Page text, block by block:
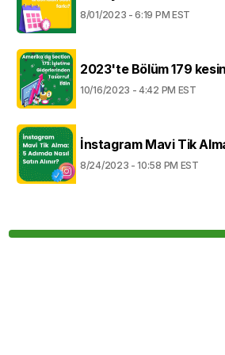
8/01/2023 - 6:19 PM EST
2023'te Bölüm 179
10/16/2023 - 4:42 PM EST
İnstagram Mavi Tik
8/24/2023 - 10:58 PM EST